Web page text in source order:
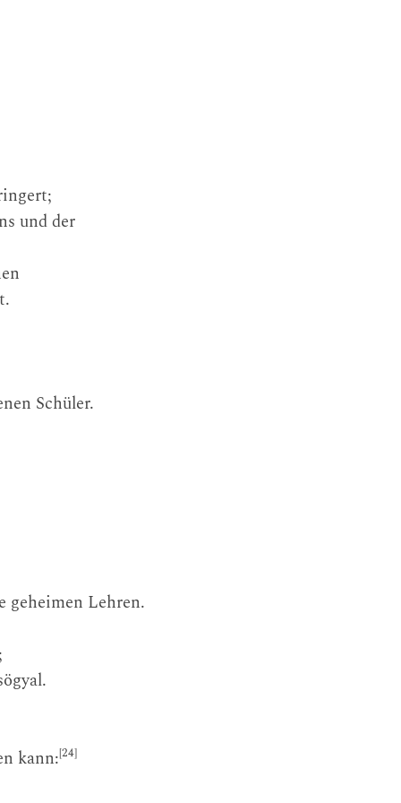
und der
Schüler.
geheimen Lehren.
kann:[24]